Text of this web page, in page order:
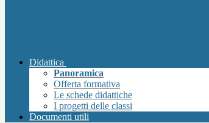
Didattica
Panoramica
Offerta formativa
Le schede didattiche
I progetti delle classi
Documenti utili